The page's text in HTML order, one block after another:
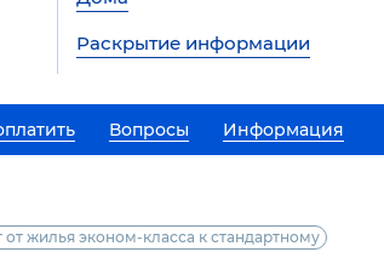
Раскрытие информации
Вопросы Информация
от жилья эконом-класса к стандартному